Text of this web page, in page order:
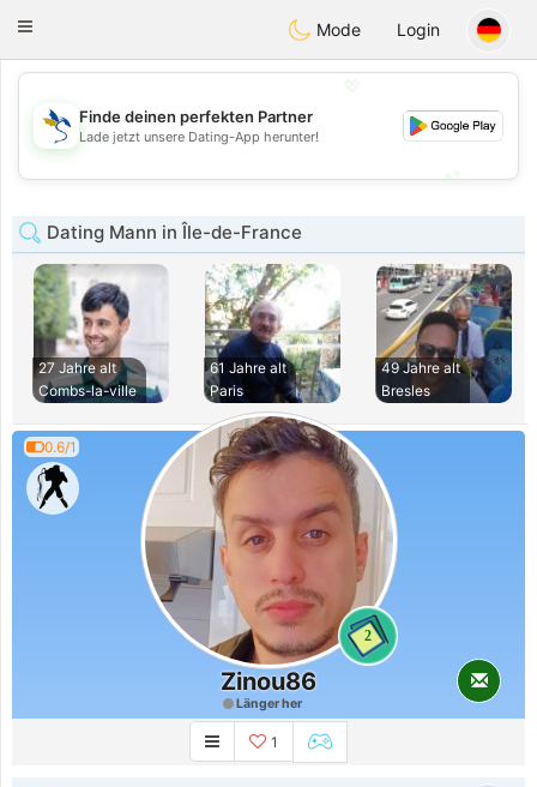
SvenskaDating
Toggle
Mode Login
💖
💕
Finde deinen perfekten Partner
Lade jetzt unsere Dating-App herunter!
Dating Mann in Île-de-France
27 Jahre alt
Combs-la-ville
61 Jahre alt
Paris
49 Jahre alt
Bresles
0.6/1
2
Zinou86
Länger her
1